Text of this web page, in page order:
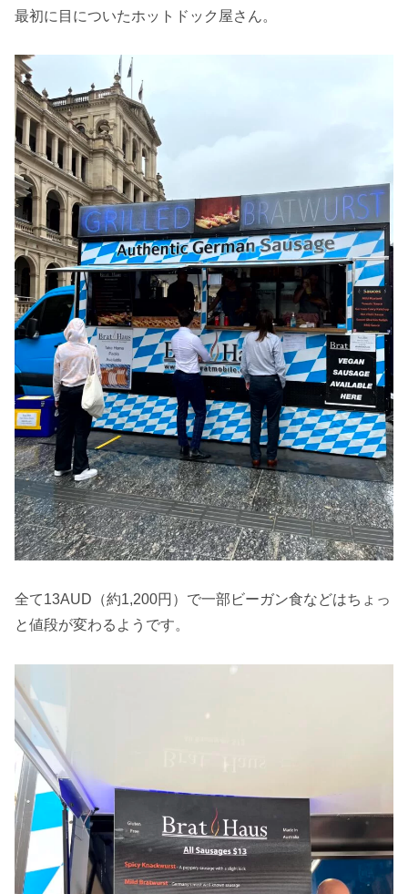
最初に目についたホットドック屋さん。
全て13AUD（約1,200円）で一部ビーガン食などはちょっ
と値段が変わるようです。